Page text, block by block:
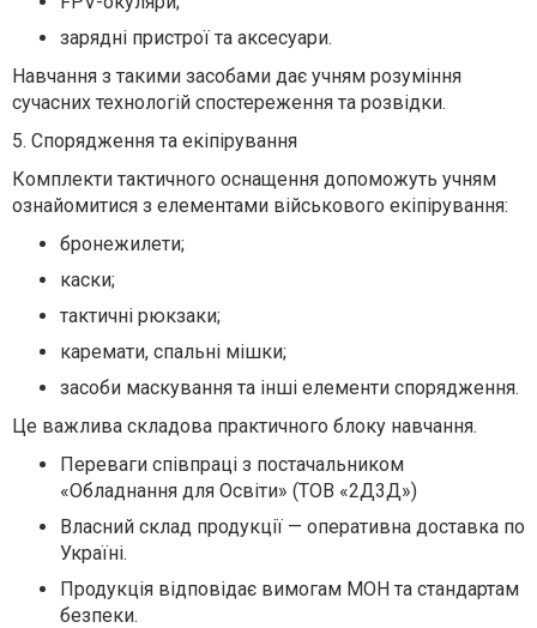
зарядні пристрої та аксесуари.
Навчання з такими засобами дає учням розуміння
сучасних технологій спостереження та розвідки.
5. Спорядження та екіпірування
Комплекти тактичного оснащення допоможуть учням
ознайомитися з елементами військового екіпірування:
бронежилети;
каски;
тактичні рюкзаки;
каремати, спальні мішки;
засоби маскування та інші елементи спорядження.
Це важлива складова практичного блоку навчання.
Переваги співпраці з постачальником
«Обладнання для Освіти» (ТОВ «2Д3Д»)
Власний склад продукції — оперативна доставка по
Україні.
Продукція відповідає вимогам МОН та стандартам
безпеки.